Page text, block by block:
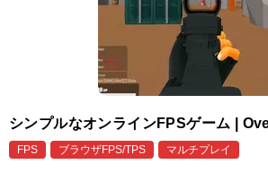
シンプルなオンラインFPSゲーム |
FPS ブラウザFPS/TPS マルチプレイ